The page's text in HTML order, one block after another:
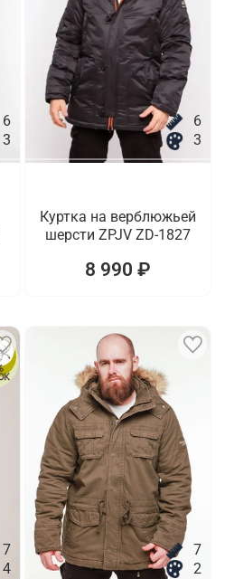
6
3
6
3
Куртка на верблюжьей
шерсти ZPJV ZD-1827
8 990 ₽
7
4
7
2